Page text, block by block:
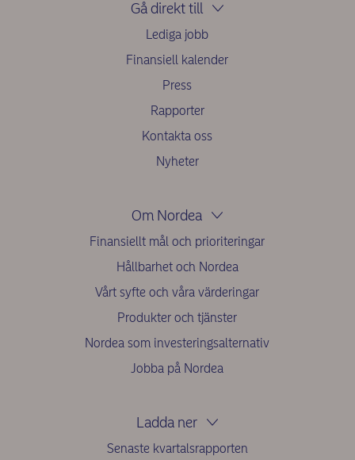
Gå direkt till
Lediga jobb
Finansiell kalender
Press
Rapporter
Kontakta oss
Nyheter
Om Nordea
Finansiellt mål och prioriteringar
Hållbarhet och Nordea
Vårt syfte och våra värderingar
Produkter och tjänster
Nordea som investeringsalternativ
Jobba på Nordea
Ladda ner
Senaste kvartalsrapporten